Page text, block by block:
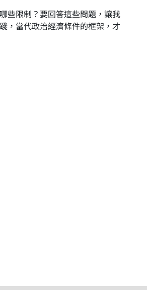
些限制？要回答這些問題，讓我
，當代政治經濟條件的框架，才